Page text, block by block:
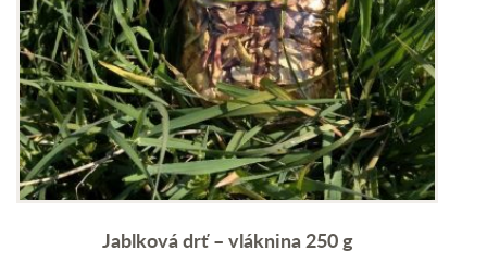
Jablková drť – vláknina 250 g